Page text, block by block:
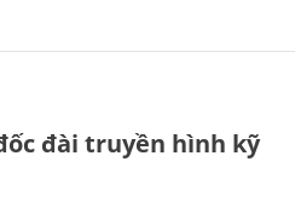
đài truyền hình kỹ